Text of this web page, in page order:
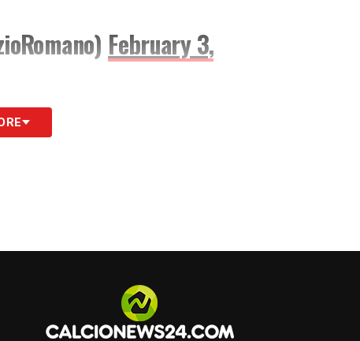
February 3,
avrebbero trovato un’intesa per il